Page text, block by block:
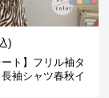
)
ート】フリル袖タ
袖シャツ春秋イ